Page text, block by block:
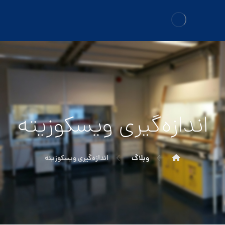
اندازه‌گیری ویسکوزیته
وبلاگ اندازه‌گیری ویسکوزیته